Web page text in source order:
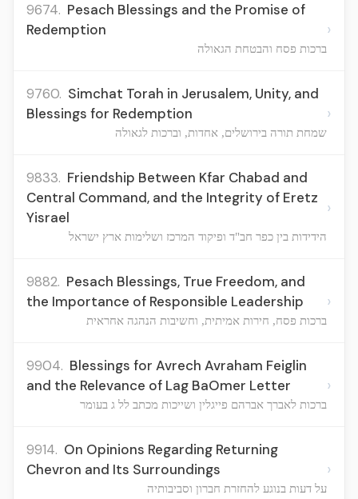
9674. Pesach Blessings and the Promise of
Redemption
ברכות פסח והבטחת הגאולה
›
9760. Simchat Torah in Jerusalem, Unity, and
Blessings for Redemption
שמחת תורה בירושלים, אחדות, וברכות לגאולה
›
9833. Friendship Between Kfar Chabad and
Central Command, and the Integrity of Eretz
Yisrael
הידידות בין כפר חב"ד ופיקוד המרכז ושלימות ארץ ישראל
›
9882. Pesach Blessings, True Freedom, and
the Importance of Responsible Leadership
ברכות פסח, חירות אמיתית, וחשיבות הנהגה אחראית
›
9904. Blessings for Avrech Avraham Feiglin
and the Relevance of Lag BaOmer Letter
ברכות לאברך אברהם פייגלין ושייכות מכתב לל ג בעומר
›
9914. On Opinions Regarding Returning
Chevron and Its Surroundings
על דעות בנוגע להחזרת חברון וסביבותיה
›